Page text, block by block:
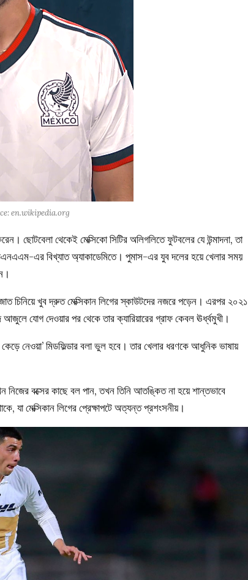
en.wikipedia.org
ছোটবেলা থেকেই মেক্সিকো সিটির অলিগলিতে ফুটবলের যে উন্মাদনা, তা
এর বিখ্যাত অ্যাকাডেমিতে। পুমাস-এর যুব দলের হয়ে খেলার সময়
চিনিয়ে খুব দ্রুত মেক্সিকান লিগের স্কাউটদের নজরে পড়েন। এরপর ২০২১
যোগ দেওয়ার পর থেকে তার ক্যারিয়ারের গ্রাফ কেবল ঊর্ধ্বমুখী।
নেওয়া’ মিডফিল্ডার বলা ভুল হবে। তার খেলার ধরণকে আধুনিক ভাষায়
নিজের বক্সের কাছে বল পান, তখন তিনি আতঙ্কিত না হয়ে শান্তভাবে
যা মেক্সিকান লিগের প্রেক্ষাপটে অত্যন্ত প্রশংসনীয়।